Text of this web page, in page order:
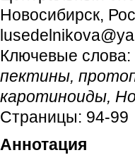
Новосибирск,
Ключевые слова:
пектины,
каротиноиды,
Страницы: 94-99
Аннотация